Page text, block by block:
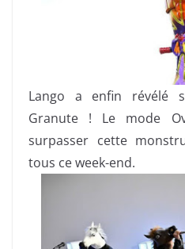
Lango a enfin révélé
Granute ! Le mode
surpasser cette
tous ce week-end.